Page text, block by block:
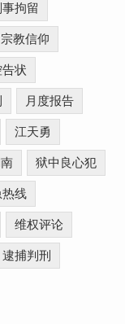
拘留
宗教信仰
状
月度报告
江天勇
狱中良心犯
热线
维权评论
逮捕判刑